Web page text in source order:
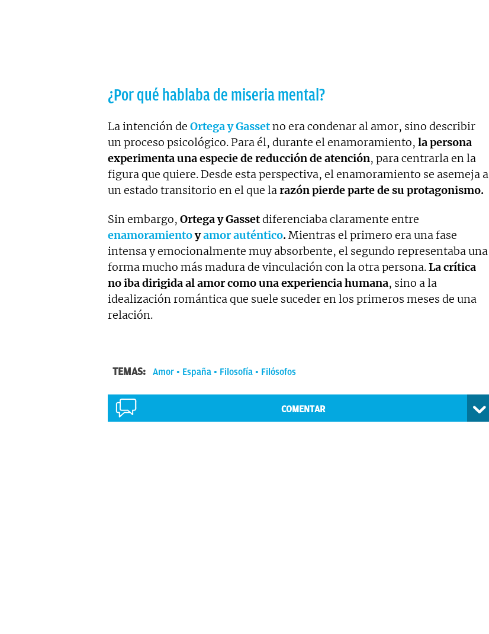
¿Por qué hablaba de miseria mental?
La intención de Ortega y Gassetno era condenar al amor, sino describir
un proceso psicológico. Para él, durante el enamoramiento, la persona
experimenta una especie de reducción de atención, para centrarla en la
figura que quiere. Desde esta perspectiva, el enamoramiento se asemeja a
un estado transitorio en el que larazón pierde parte de su protagonismo.
Sin embargo, Ortega y Gassetdiferenciaba claramente entre
enamoramientoyamor auténtico.Mientras el primero era una fase
intensa y emocionalmente muy absorbente, el segundo representaba una
forma mucho más madura de vinculación con la otra persona.La crítica
no iba dirigida al amor como una experiencia humana, sino a la
idealización romántica que suele suceder en los primeros meses de una
relación.
TEMAS: Amor España Filosofía Filósofos
COMENTAR